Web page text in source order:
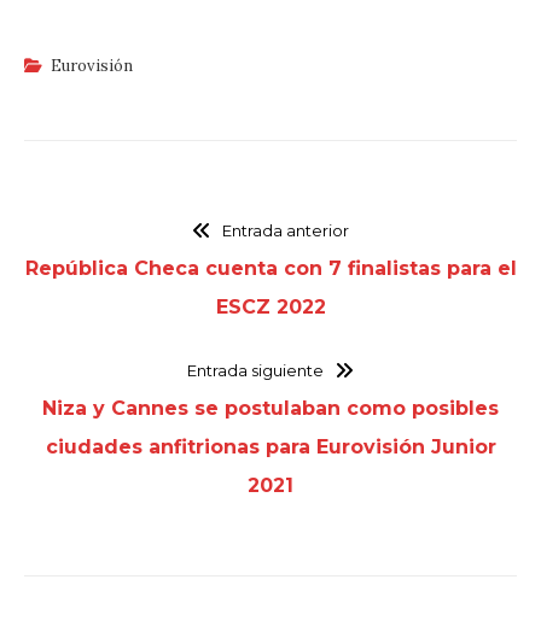
Eurovisión
Entrada anterior
República Checa cuenta con 7 finalistas para el
ESCZ 2022
Entrada siguiente
Niza y Cannes se postulaban como posibles
ciudades anfitrionas para Eurovisión Junior
2021